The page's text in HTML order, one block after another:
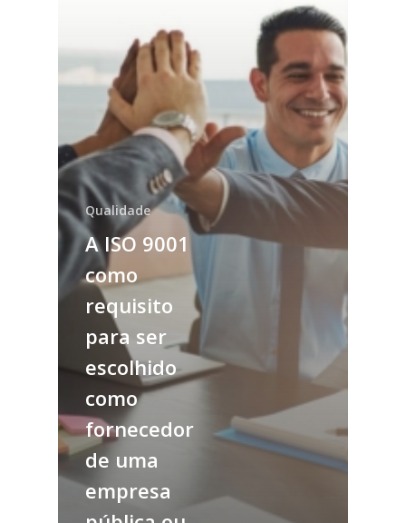
Qualidade
A ISO 9001
como
requisito
para ser
escolhido
como
fornecedor
de uma
empresa